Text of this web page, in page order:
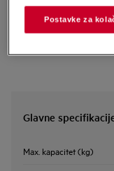
Sigurnosne upute i
2023/988 navedeni
Za sigurno
priručnik.
Glavne
Max. kapacitet (kg)
Postavke za